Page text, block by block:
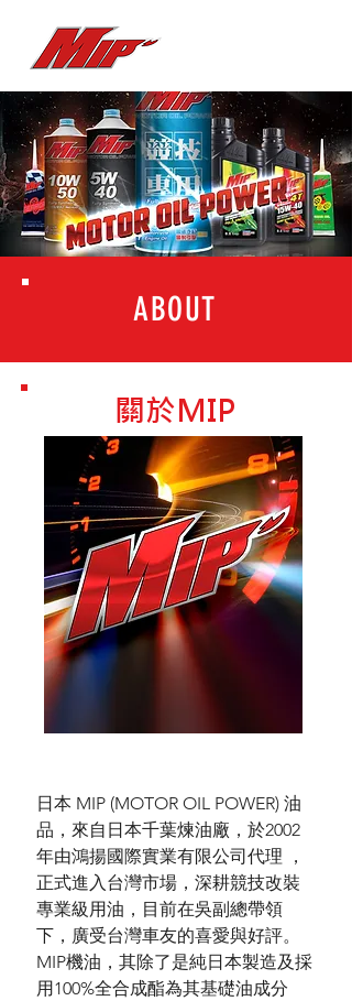
ABOUT
關於MIP
日本 MIP (MOTOR OIL POWER) 油
品，來自日本千葉煉油廠，於2002
年由鴻揚國際實業有限公司代理 ，
正式進入台灣市場，深耕競技改裝
專業級用油，目前在吳副總帶領
下，廣受台灣車友的喜愛與好評。
MIP機油，其除了是純日本製造及採
用100%全合成酯為其基礎油成分